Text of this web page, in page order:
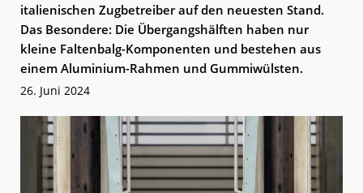
italienischen Zugbetreiber auf den neuesten Stand.
Das Besondere: Die Übergangshälften haben nur
kleine Faltenbalg-Komponenten und bestehen aus
einem Aluminium-Rahmen und Gummiwülsten.
26. Juni 2024